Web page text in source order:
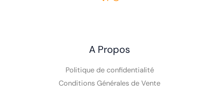
A Propos
Politique de confidentialité
Conditions Générales de Vente